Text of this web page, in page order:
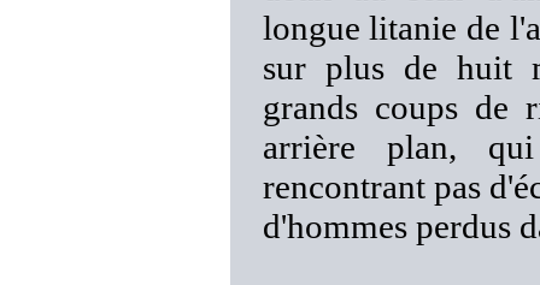
longue litanie de
sur plus de huit
grands coups de
arrière plan,
rencontrant pas
d'hommes perdus